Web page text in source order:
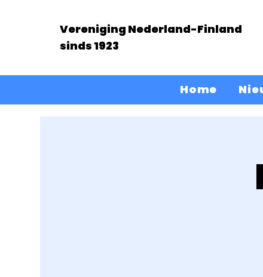
Vereniging Nederland-Finland
sinds 1923
Home